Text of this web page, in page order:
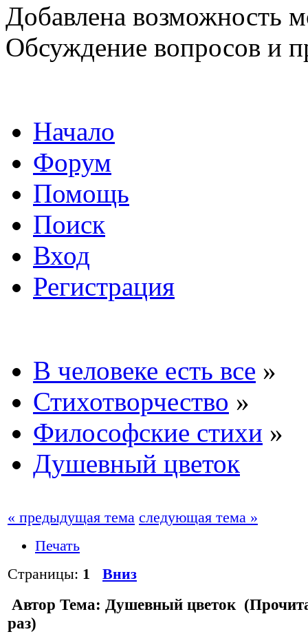
Добавлена возможность
Обсуждение вопросов и
Начало
Форум
Помощь
Поиск
Вход
Регистрация
В человеке есть все »
Стихотворчество »
Философские стихи »
Душевный цветок
« предыдущая тема следующая тема »
Печать
Страницы: 1 Вниз
Автор Тема: Душевный цветок
раз)